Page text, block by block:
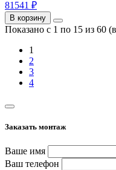
81541 ₽
В корзину
Показано с 1 по 15 из 60
1
2
3
4
Заказать монтаж
Ваше имя
Ваш телефон